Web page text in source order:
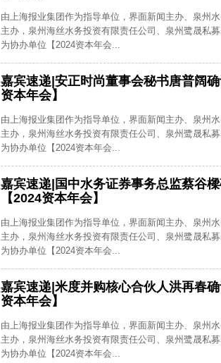
由上海报业集团作为指导单位，界面新闻主办、泉州
主办，泉州海丝水务投资有限责任公司、泉州鹭晟私
为协办单位【2024资本年会...
嘉宾速递|安正时尚董事会秘书唐普阔
资本年会】
由上海报业集团作为指导单位，界面新闻主办、泉州
主办，泉州海丝水务投资有限责任公司、泉州鹭晟私
为协办单位【2024资本年会...
嘉宾速递|国中水务证券事务总监蔡谷
【2024资本年会】
由上海报业集团作为指导单位，界面新闻主办、泉州
主办，泉州海丝水务投资有限责任公司、泉州鹭晟私
为协办单位【2024资本年会...
嘉宾速递|米度并购核心合伙人洪再春
资本年会】
由上海报业集团作为指导单位，界面新闻主办、泉州
主办，泉州海丝水务投资有限责任公司、泉州鹭晟私
为协办单位【2024资本年会...